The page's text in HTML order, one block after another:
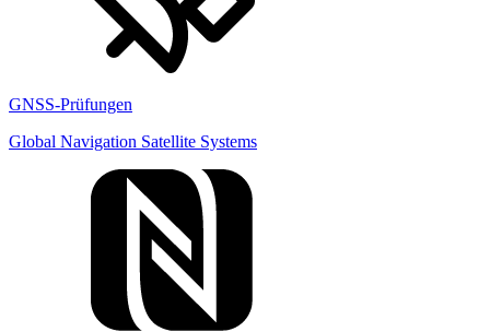
GNSS-Prüfungen
Global Navigation Satellite Systems